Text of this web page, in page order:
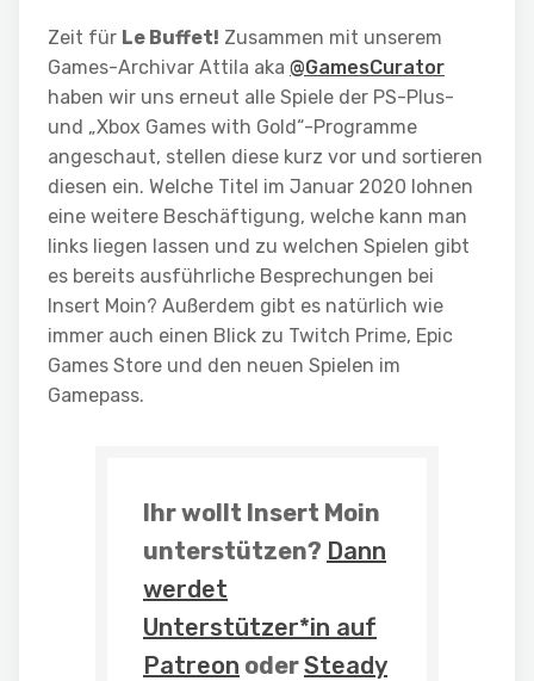
Zeit für Le Buffet! Zusammen mit unserem
Games-Archivar Attila aka @GamesCurator
haben wir uns erneut alle Spiele der PS-Plus-
und „Xbox Games with Gold“-Programme
angeschaut, stellen diese kurz vor und sortieren
diesen ein. Welche Titel im Januar 2020 lohnen
eine weitere Beschäftigung, welche kann man
links liegen lassen und zu welchen Spielen gibt
es bereits ausführliche Besprechungen bei
Insert Moin? Außerdem gibt es natürlich wie
immer auch einen Blick zu Twitch Prime, Epic
Games Store und den neuen Spielen im
Gamepass.
Ihr wollt Insert Moin
unterstützen? Dann
werdet
Unterstützer*in auf
Patreon oderSteady